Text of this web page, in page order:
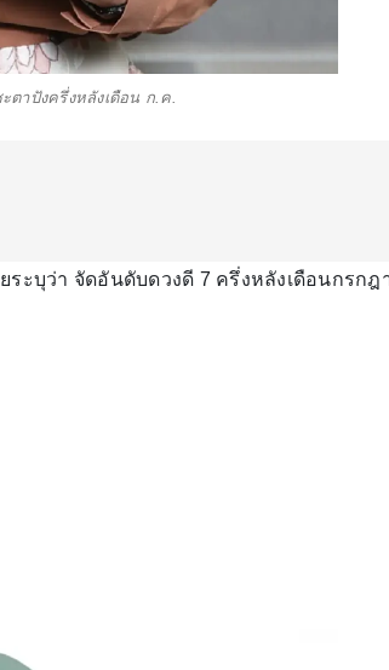
ตาปังครึ่งหลังเดือน ก.ค.
ระบุว่า จัดอันดับดวงดี 7 ครึ่งหลังเดือนกรกฎ